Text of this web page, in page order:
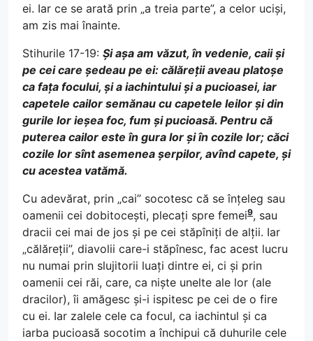
ei. Iar ce se arată prin „a treia parte”, a celor uciși,
am zis mai înainte.
Stihurile 17-19: Și așa am văzut, în vedenie, caii și
pe cei care ședeau pe ei: călăreții aveau platoșe
ca fața focului, și a iachintului și a pucioasei, iar
capetele cailor semănau cu capetele leilor și din
gurile lor ieșea foc, fum și pucioasă. Pentru că
puterea cailor este în gura lor și în cozile lor; căci
cozile lor sînt asemenea șerpilor, avînd capete, și
cu acestea vatămă.
Cu adevărat, prin „cai” socotesc că se înțeleg sau
oamenii cei dobitocești, plecați spre femei9, sau
dracii cei mai de jos și pe cei stăpîniți de alții. Iar
„călăreții”, diavolii care-i stăpînesc, fac acest lucru
nu numai prin slujitorii luați dintre ei, ci și prin
oamenii cei răi, care, ca niște unelte ale lor (ale
dracilor), îi amăgesc și-i ispitesc pe cei de o fire
cu ei. Iar zalele cele ca focul, ca iachintul și ca
iarba pucioasă socotim a închipui că duhurile cele